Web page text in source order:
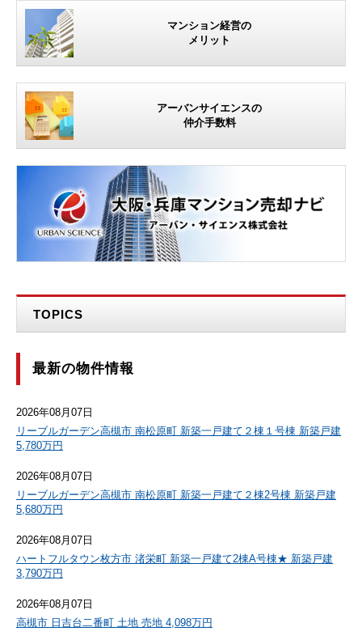
マンション経営の
メリット
アーバンサイエンスの
仲介手数料
TOPICS
最新の物件情報
2026年08月07日
リーブルガーデン高槻市 南松原町 新築一戸建て２棟１号棟 新築戸建
5,780万円
2026年08月07日
リーブルガーデン高槻市 南松原町 新築一戸建て２棟2号棟 新築戸建
5,680万円
2026年08月07日
ハートフルタウン枚方市 渚栄町 新築一戸建て2棟A号棟★ 新築戸建
3,790万円
2026年08月07日
高槻市 日吉台二番町 土地 売地 4,098万円